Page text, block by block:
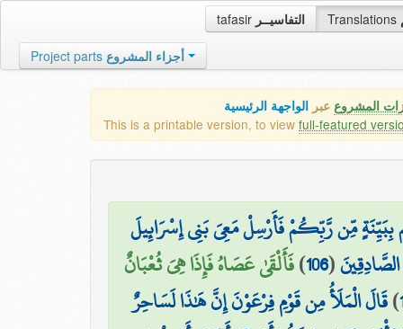
tafasir التفاسيــر Translations
Project parts أجزاء المشروع
المشروع عبر الواجهة الرئيسية
This is a printable version, to view full-featured
مِّن رَّبِّكُمْ فَأَرْسِلْ مَعِيَ بَنِي إِسْرَائِيلَ
(
106
)فَأَلْقَىٰ عَصَاهُ فَإِذَا هِيَ ثُعْبَانٌ
)قَالَ الْمَلَأُ مِن قَوْمِ فِرْعَوْنَ إِنَّ هَٰذَا لَسَاحِرٌ